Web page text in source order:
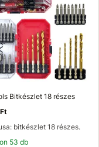
Bitkészlet 18 részes
bitkészlet 18 részes.
53 db